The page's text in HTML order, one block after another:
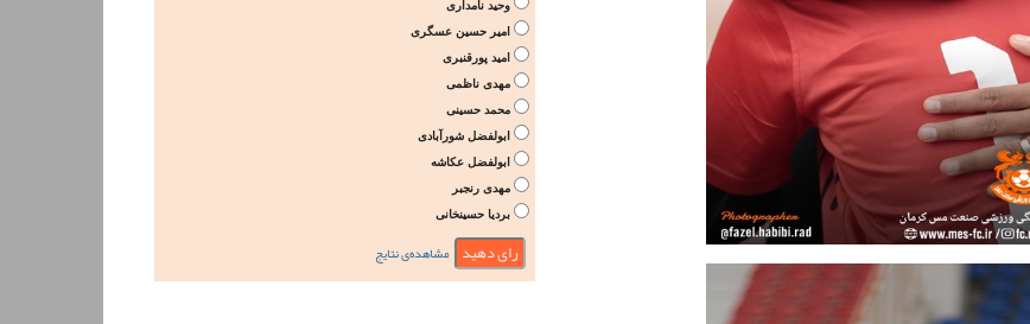
وحید نامداری
امیر حسین عسگری
امید پورقنبری
مهدی ناظمی
محمد حسینی
ابولفضل شورآبادی
ابولفضل عکاشه
مهدی رنجبر
بردیا حسینخانی
مشاهده‌ی نتایج